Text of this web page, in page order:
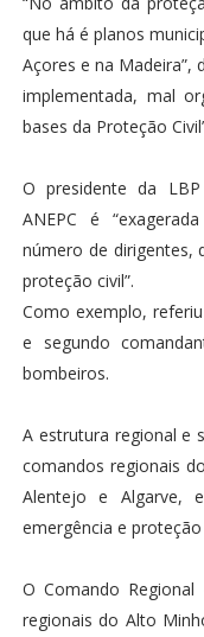
que há é planos
Açores e na Madeira”,
implementada, mal
bases da Proteção
O presidente da
ANEPC é
número de dirigentes,
proteção civil”.
Como exemplo,
e segundo
bombeiros.
A estrutura regional e
comandos regionais
Alentejo e Algarve,
emergência e proteção
O Comando
regionais do Alto